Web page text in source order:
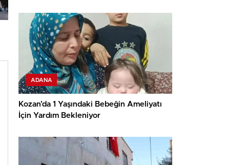
ADANA
Kozan’da 1 Yaşındaki Bebeğin Ameliyatı
İçin Yardım Bekleniyor